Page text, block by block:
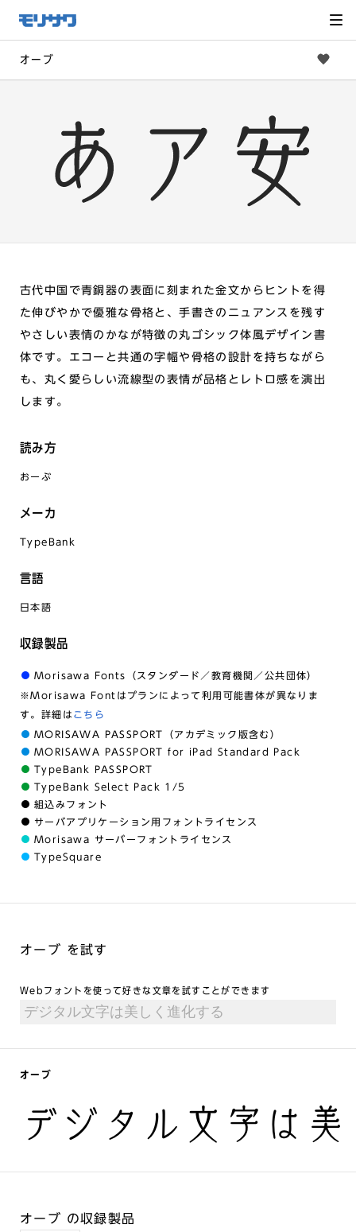
メ
ニュー
飛ばし
へ移動
オーブ
古代中国で青銅器の表面に刻まれた金文からヒントを得
た伸びやかで優雅な骨格と、手書きのニュアンスを残す
やさしい表情のかなが特徴の丸ゴシック体風デザイン書
体です。エコーと共通の字幅や骨格の設計を持ちながら
も、丸く愛らしい流線型の表情が品格とレトロ感を演出
します。
読み方
おーぶ
メーカ
TypeBank
言語
日本語
収録製品
Morisawa Fonts（スタンダード／教育機関／公共団体）
※Morisawa Fontはプランによって利用可能書体が異なりま
す。詳細は こちら
MORISAWA PASSPORT（アカデミック版含む）
MORISAWA PASSPORT for iPad Standard Pack
TypeBank PASSPORT
TypeBank Select Pack 1/5
組込みフォント
サーバアプリケーション用フォントライセンス
Morisawa サーバーフォントライセンス
TypeSquare
オーブ を試す
Webフォントを使って好きな文章を試すことができます
オーブ
デジタル文字は
オーブ の収録製品